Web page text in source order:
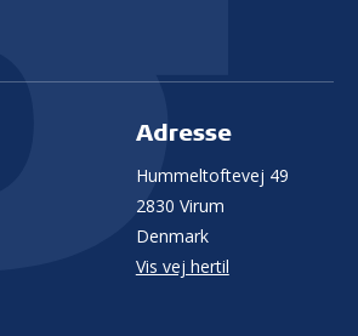
Adresse
Hummeltoftevej 49
2830 Virum
Denmark
Vis vej hertil